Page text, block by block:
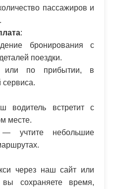
пассажиров и
:
бронирования с
поездки.
или по прибытии, в
сервиса.
водитель встретит с
месте.
учтите небольшие
через наш сайт или
сохраняете время,